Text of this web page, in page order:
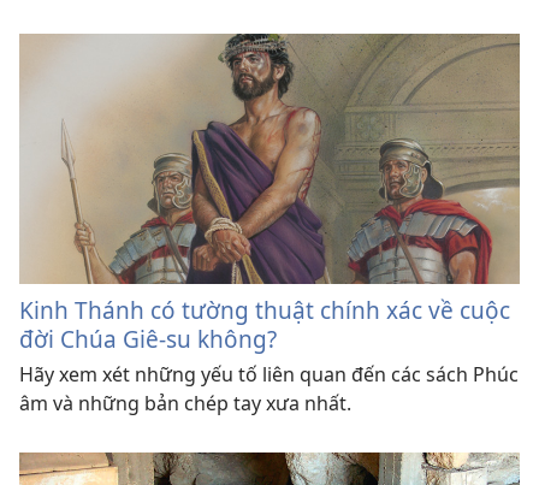
Kinh Thánh có tường thuật chính xác về cuộc
đời Chúa Giê-su không?
Hãy xem xét những yếu tố liên quan đến các sách Phúc
âm và những bản chép tay xưa nhất.